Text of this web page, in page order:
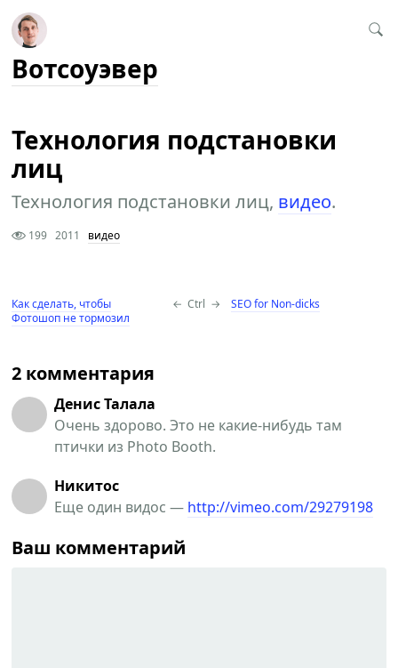
Вотсоуэвер
Технология подстановки
лиц
Технология подстановки лиц, видео.
199 2011 видео
Как сделать, чтобы
Фотошоп не тормозил
← Ctrl → SEO for Non-dicks
2 комментария
Денис Талала
Очень здорово. Это не какие-нибудь там
птички из Photo Booth.
Никитос
Еще один видос — http://vimeo.com/29279198
Ваш комментарий